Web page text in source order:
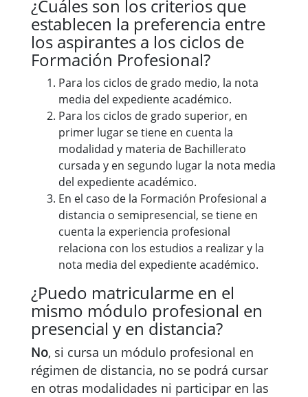
¿Cuáles son los criterios que
establecen la preferencia entre
los aspirantes a los ciclos de
Formación Profesional?
Para los ciclos de grado medio, la nota
media del expediente académico.
Para los ciclos de grado superior, en
primer lugar se tiene en cuenta la
modalidad y materia de Bachillerato
cursada y en segundo lugar la nota media
del expediente académico.
En el caso de la Formación Profesional a
distancia o semipresencial, se tiene en
cuenta la experiencia profesional
relaciona con los estudios a realizar y la
nota media del expediente académico.
¿Puedo matricularme en el
mismo módulo profesional en
presencial y en distancia?
No, si cursa un módulo profesional en
régimen de distancia, no se podrá cursar
en otras modalidades ni participar en las